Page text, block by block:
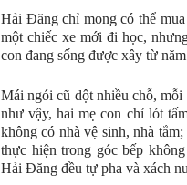
Hải Đăng chỉ mong có thể
một chiếc xe mới đi học,
con đang sống được xây từ
Mái ngói cũ dột nhiều chỗ,
như vậy, hai mẹ con chỉ lót
không có nhà vệ sinh, nhà
thực hiện trong góc bếp
Hải Đăng đều tự pha và xách